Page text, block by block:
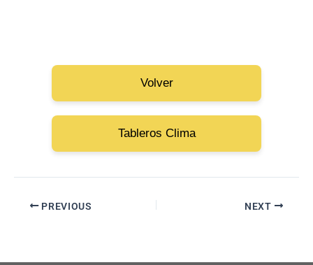
Volver
Tableros Clima
PREVIOUS NEXT